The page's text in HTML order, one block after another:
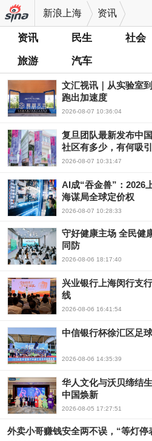
新浪上海 资讯
资讯 民生 社会
旅游
汽车
文汇视讯｜从实验室
跑出加速度
2026-08-07 10:36:04
复旦团队最新发布中
社区有多少，有何吸
2026-08-07 10:31:47
AI成“吞金兽”：2026
海谋局全球定价权
2026-08-07 10:28:33
守好健康主场 全民健
同防
2026-08-06 18:17:40
兴业银行上海闵行支
线
2026-08-06 16:41:54
中信银行杯徐汇区足
2026-08-06 14:35:39
华人文化与沃贝缔结
中国焕新
2026-08-05 17:27:51
外卖小哥赚钱安全两不误，“等灯